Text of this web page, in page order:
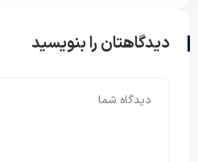
دیدگاهتان را بنویسید